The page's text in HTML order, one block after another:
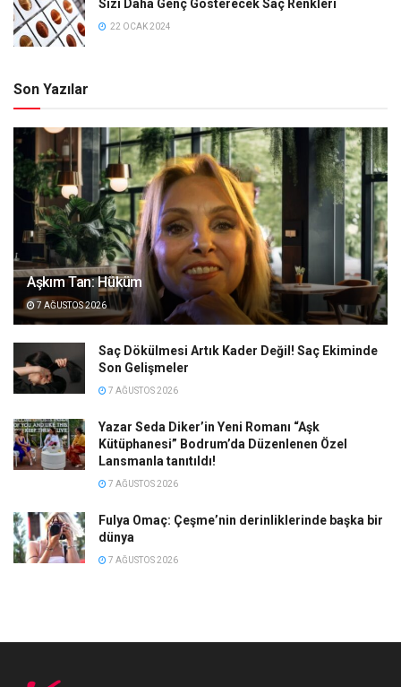
Sizi Daha Genç Gösterecek Saç Renkleri
22 OCAK 2024
Son Yazılar
Aşkım Tan: Hüküm
7 AĞUSTOS 2026
Saç Dökülmesi Artık Kader Değil! Saç Ekiminde
Son Gelişmeler
7 AĞUSTOS 2026
Yazar Seda Diker’in Yeni Romanı “Aşk
Kütüphanesi” Bodrum’da Düzenlenen Özel
Lansmanla tanıtıldı!
7 AĞUSTOS 2026
Fulya Omaç: Çeşme’nin derinliklerinde başka bir
dünya
7 AĞUSTOS 2026